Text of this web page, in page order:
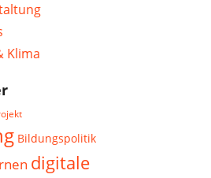
Klima
Bildungspolitik
digitale